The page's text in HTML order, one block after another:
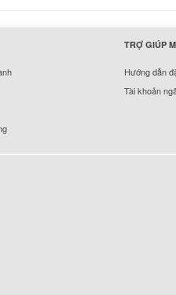
TRỢ GIÚP
Hướng dẫn
Tài khoản